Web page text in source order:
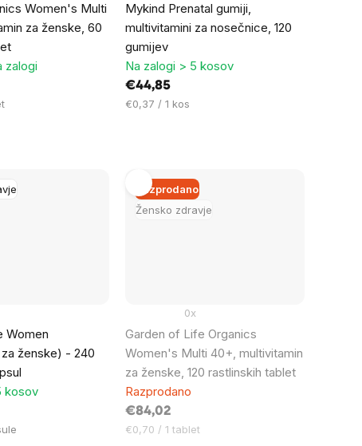
Women's Multi
za ženske, 60
zalogi
Mykind Prenatal gumiji,
multivitamini za nosečnice, 120
gumijev
Na zalogi > 5 kosov
€44,85
Cena
€0,37 / 1 kos
Women
ženske) - 240
kosov
Žensko zdravje
Razprodano
Garden of Life Organics
Women's Multi 40+, multivitamin
za ženske, 120 rastlinskih tablet
0x
Razprodano
€84,02
Cena
€0,70 / 1 tablet